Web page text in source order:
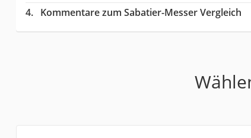
Kommentare zum Sabatier-Messer Vergleich